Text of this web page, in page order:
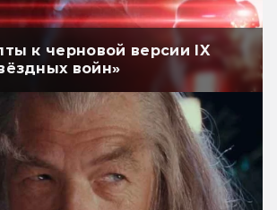
к черновой версии IX
войн»